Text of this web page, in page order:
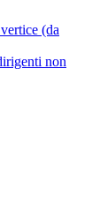
(da
non